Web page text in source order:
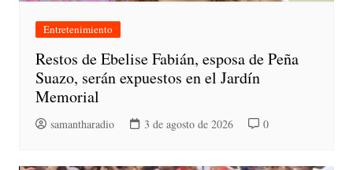
Entretenimiento
Restos de Ebelise Fabián, esposa de Peña
Suazo, serán expuestos en el Jardín
Memorial
samantharadio 3 de agosto de 2026 0